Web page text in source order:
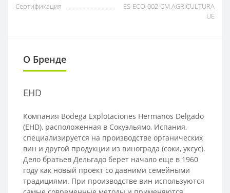
Сертификация
ES-ECO-002-CM AGRICULTURA
UE
О Бренде
EHD
Компания Bodega Explotaciones Hermanos Delgado
(EHD), расположенная в Сокуэльямо, Испания,
специализируется на производстве органических
вин и другой продукции из винограда (соки, уксус).
Дело братьев Дельгадо берет начало еще в 1960
году как новый проект со давними семейными
традициями. При производстве вин используются